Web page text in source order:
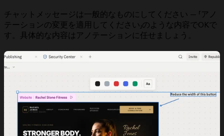
チャットメッセージは一般的なものにしてください — 「アノ
テーションの変更を適用してください」のような内容でOKで
す。具体的な内容はアノテーションに任せましょう。